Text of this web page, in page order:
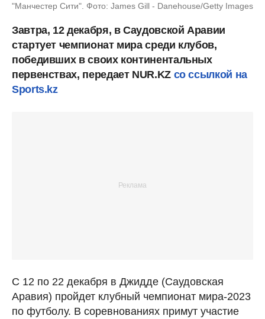
"Манчестер Сити". Фото: James Gill - Danehouse/Getty Images
Завтра, 12 декабря, в Саудовской Аравии
стартует чемпионат мира среди клубов,
победивших в своих континентальных
первенствах, передает NUR.KZ со ссылкой на
Sports.kz
С 12 по 22 декабря в Джидде (Саудовская
Аравия) пройдет клубный чемпионат мира-2023
по футболу. В соревнованиях примут участие